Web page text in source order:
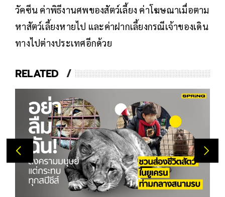
วัคซีน ค่าพิธีงานศพของสัตว์เลี้ยง ค่าโฆษณาเมื่อตาม
หาสัตว์เลี้ยงหายไป และค่าฝากเลี้ยงกรณีเจ้าของเดิน
ทางไปต่างประเทศอีกด้วย
RELATED